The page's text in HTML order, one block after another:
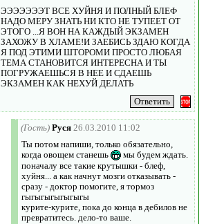
ЭЭЭЭЭЭЭТ ВСЕ ХУЙНЯ И ПОЛНЫЙ БЛЕФ
НАДО МЕРУ ЗНАТЬ НИ КТО НЕ ТУПЕЕТ ОТ
ЭТОГО ...Я ВОН НА КАЖДЫЙ ЭКЗАМЕН
ЗАХОЖУ В ХЛАМЕ!И ЗАЕБИСЬ ЗДАЮ КОГДА
Я ПОД ЭТИМИ ШТОРОМИ ПРОСТО ЛЮБАЯ
ТЕМА СТАНОВИТСЯ ИНТЕРЕСНА И ТЫ
ПОГРУЖАЕШЬСЯ В НЕЕ И СДАЕШЬ
ЭКЗАМЕН КАК НЕХУЙ ДЕЛАТЬ
(Гость) Руся 26.03.2010 11:02
Ты потом напиши, только обязательно,
когда овощем станешь
мы будем ждать.
поначалу все такие крутышки - блеф,
хуйня... а как начнут мозги отказывать -
сразу - доктор помогите, я тормоз
гыгыгыгыгыгыгы
курите-курите, пока до конца в дебилов не
превратитесь. дело-то ваше.